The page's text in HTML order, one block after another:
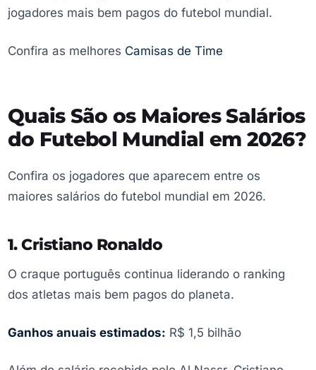
jogadores mais bem pagos do futebol mundial.
Confira as melhores Camisas de Time
Quais São os Maiores Salários
do Futebol Mundial em 2026?
Confira os jogadores que aparecem entre os
maiores salários do futebol mundial em 2026.
1. Cristiano Ronaldo
O craque português continua liderando o ranking
dos atletas mais bem pagos do planeta.
Ganhos anuais estimados: R$ 1,5 bilhão